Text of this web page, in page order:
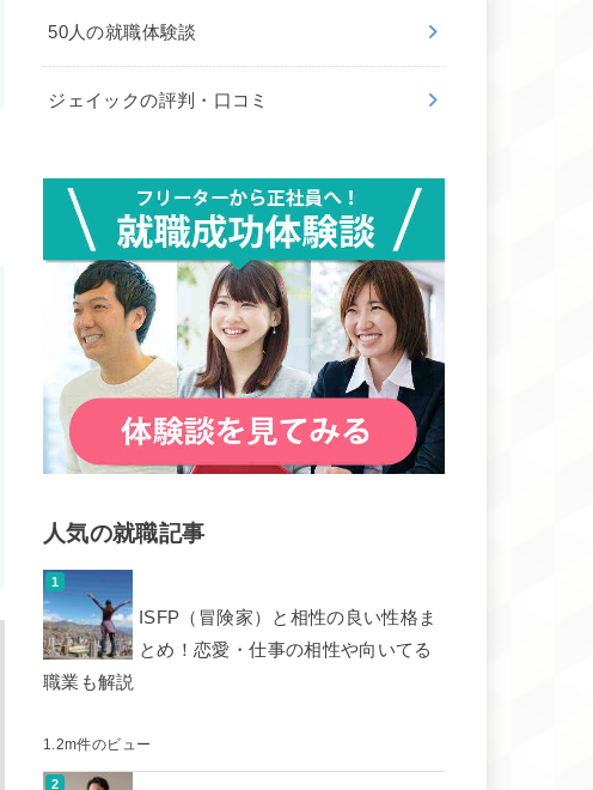
50人の就職体験談
ジェイックの評判・口コミ
人気の就職記事
ISFP（冒険家）と相性の良い性格ま
とめ！恋愛・仕事の相性や向いてる
職業も解説
1.2m件のビュー